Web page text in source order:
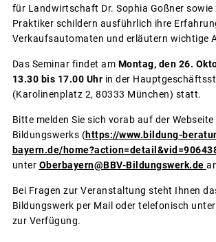
für Landwirtschaft Dr. Sophia Goßner sowie
Praktiker schildern ausführlich ihre
Verkaufsautomaten und erläutern wichtige
Das Seminar findet am Montag, den 26.
13.30 bis 17.00 Uhr in der
(Karolinenplatz 2, 80333 München) statt.
Bitte melden Sie sich vorab auf der Webseite
Bildungswerks (https://www.bildung-
bayern.de/
unter Oberbayern@BBV-Bildungswerk.de
Bei Fragen zur Veranstaltung steht Ihnen
Bildungswerk per Mail oder telefonisch
zur Verfügung.